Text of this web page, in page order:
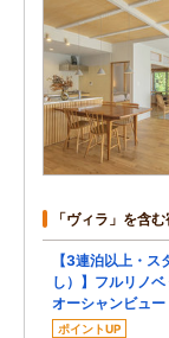
「ヴィラ」を含
【3連泊以上・
し）】フルリノ
オーシャンビュー
ポイントUP